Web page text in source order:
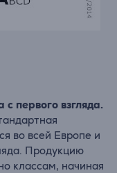
первого взгляда.
во всей Европе и
Продукцию
классам, начиная